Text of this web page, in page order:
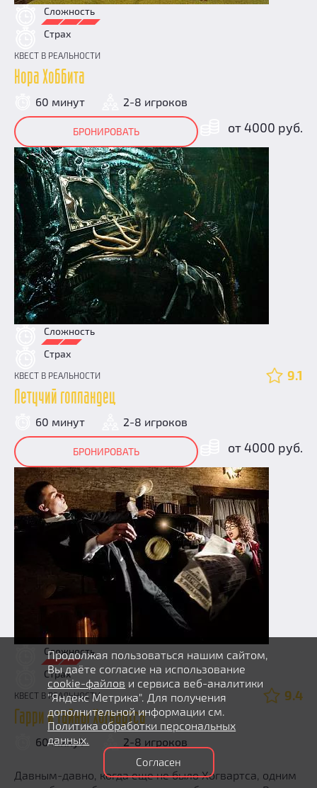
Сложность
Страх
КВЕСТ В РЕАЛЬНОСТИ
Нора Хоббита
60 минут 2-8 игроков
от 4000 руб.
БРОНИРОВАТЬ
Сложность
Страх
КВЕСТ В РЕАЛЬНОСТИ 9.1
Летучий голландец
60 минут 2-8 игроков
от 4000 руб.
БРОНИРОВАТЬ
Сложность
Страх
КВЕСТ В РЕАЛЬНОСТИ 9.4
Гарри и тайны Хогвартса
60 минут 2-8 игроков
Давным-давно, когда еще не было Хогвартса, одним
Продолжая пользоваться нашим сайтом,
Вы даёте согласие на использование
cookie-файлов и сервиса веб-аналитики
"Яндекс Метрика". Для получения
дополнительной информации см.
Политика обработки персональных
данных.
Согласен